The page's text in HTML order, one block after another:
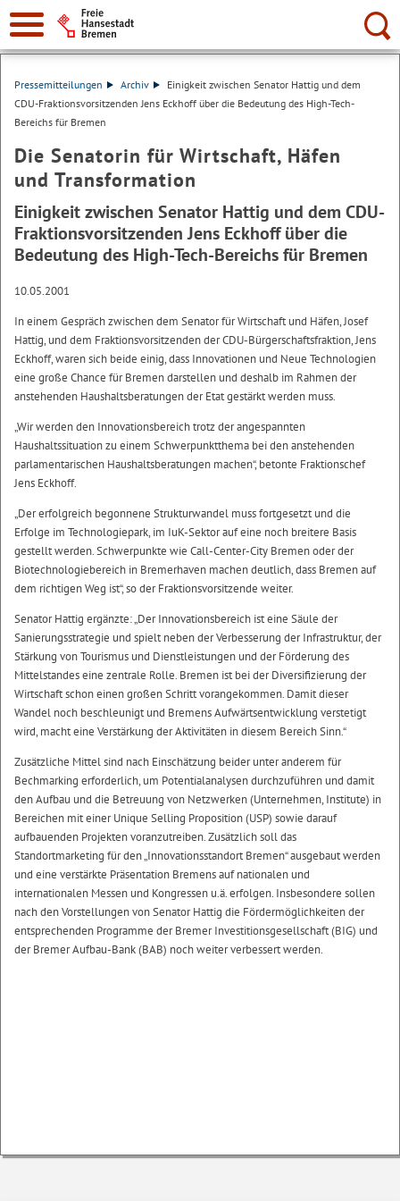
Suche:
Pressemitteilungen Archiv
Einigkeit zwischen Senator Hattig und dem
CDU-Fraktionsvorsitzenden Jens Eckhoff über die Bedeutung des High-Tech-
Bereichs für Bremen
Die Senatorin für Wirtschaft, Häfen
und Transformation
Einigkeit zwischen Senator Hattig und dem CDU-
Fraktionsvorsitzenden Jens Eckhoff über die
Bedeutung des High-Tech-Bereichs für Bremen
10.05.2001
In einem Gespräch zwischen dem Senator für Wirtschaft und Häfen, Josef
Hattig, und dem Fraktionsvorsitzenden der CDU-Bürgerschaftsfraktion, Jens
Eckhoff, waren sich beide einig, dass Innovationen und Neue Technologien
eine große Chance für Bremen darstellen und deshalb im Rahmen der
anstehenden Haushaltsberatungen der Etat gestärkt werden muss.
„Wir werden den Innovationsbereich trotz der angespannten
Haushaltssituation zu einem Schwerpunktthema bei den anstehenden
parlamentarischen Haushaltsberatungen machen“, betonte Fraktionschef
Jens Eckhoff.
„Der erfolgreich begonnene Strukturwandel muss fortgesetzt und die
Erfolge im Technologiepark, im IuK-Sektor auf eine noch breitere Basis
gestellt werden. Schwerpunkte wie Call-Center-City Bremen oder der
Biotechnologiebereich in Bremerhaven machen deutlich, dass Bremen auf
dem richtigen Weg ist“, so der Fraktionsvorsitzende weiter.
Senator Hattig ergänzte: „Der Innovationsbereich ist eine Säule der
Sanierungsstrategie und spielt neben der Verbesserung der Infrastruktur, der
Stärkung von Tourismus und Dienstleistungen und der Förderung des
Mittelstandes eine zentrale Rolle. Bremen ist bei der Diversifizierung der
Wirtschaft schon einen großen Schritt vorangekommen. Damit dieser
Wandel noch beschleunigt und Bremens Aufwärtsentwicklung verstetigt
wird, macht eine Verstärkung der Aktivitäten in diesem Bereich Sinn.“
Zusätzliche Mittel sind nach Einschätzung beider unter anderem für
Bechmarking erforderlich, um Potentialanalysen durchzuführen und damit
den Aufbau und die Betreuung von Netzwerken (Unternehmen, Institute) in
Bereichen mit einer Unique Selling Proposition (USP) sowie darauf
aufbauenden Projekten voranzutreiben. Zusätzlich soll das
Standortmarketing für den „Innovationsstandort Bremen“ ausgebaut werden
und eine verstärkte Präsentation Bremens auf nationalen und
internationalen Messen und Kongressen u.ä. erfolgen. Insbesondere sollen
nach den Vorstellungen von Senator Hattig die Fördermöglichkeiten der
entsprechenden Programme der Bremer Investitionsgesellschaft (BIG) und
der Bremer Aufbau-Bank (BAB) noch weiter verbessert werden.